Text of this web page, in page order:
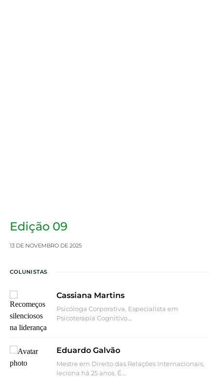
Edição 09
13 DE NOVEMBRO DE 2025
COLUNISTAS
Cassiana Martins
Psicóloga Corporativa, Especialista em
Psicoterapia Cognitivo…
Eduardo Galvão
Mestre em Direito das Relações Internacionais,
leciona há 25 anos. É…